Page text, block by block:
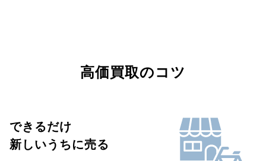
高価買取のコツ
できるだけ
新しいうちに売る